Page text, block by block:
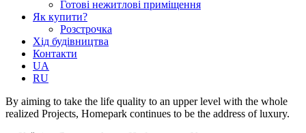
Готові нежитлові приміщення
Як купити?
Розстрочка
Хід будівництва
Контакти
UA
RU
By aiming to take the life quality to an upper level with the whole
realized Projects, Homepark continues to be the address of luxury.